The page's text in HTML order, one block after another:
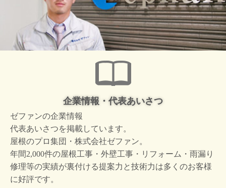
企業情報・代表あいさつ
ゼファンの企業情報
代表あいさつを掲載しています。
屋根のプロ集団・株式会社ゼファン。
年間2,000件の屋根工事・外壁工事・リフォーム・雨漏り
修理等の実績が裏付ける提案力と技術力は多くのお客様
に好評です。